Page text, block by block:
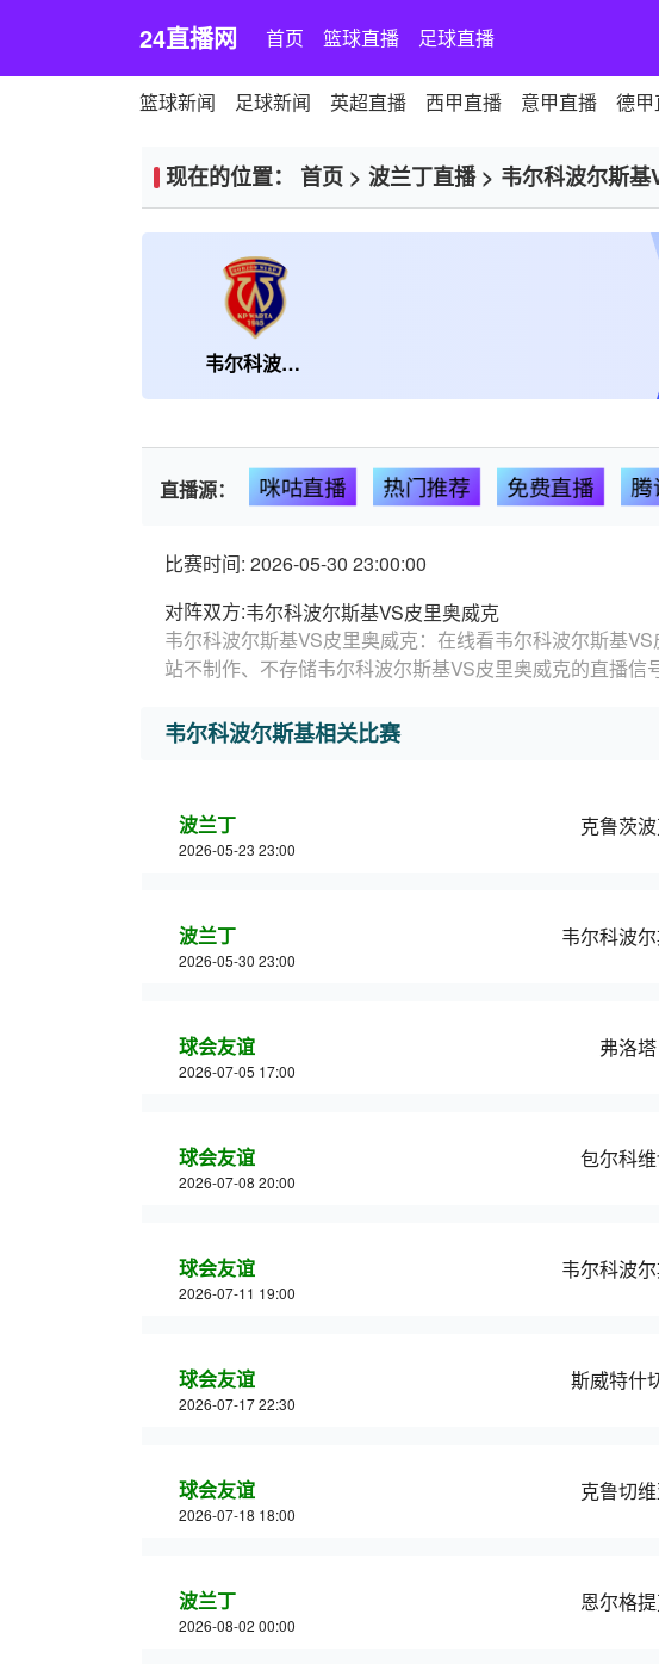
24直播网 首页 篮球直播 足球直播
篮球新闻 足球新闻 英超直播 西甲直播 意甲直播 德
现在的位置： 首页 > 波兰丁直播> 韦尔科波尔斯
韦尔科波尔斯基
直播源： 咪咕直播 热门推荐 免费直播 腾
比赛时间: 2026-05-30 23:00:00
对阵双方:韦尔科波尔斯基VS皮里奥威克
韦尔科波尔斯基VS皮里奥威克：在线看韦尔科波尔斯基
站不制作、不存储韦尔科波尔斯基VS皮里奥威克的直播信
韦尔科波尔斯基相关比赛
波兰丁
2026-05-23 23:00
克鲁茨
波兰丁
2026-05-30 23:00
韦尔科波
球会友谊
2026-07-05 17:00
弗洛塔
球会友谊
2026-07-08 20:00
包尔科
球会友谊
2026-07-11 19:00
韦尔科波
球会友谊
2026-07-17 22:30
斯威特什
球会友谊
2026-07-18 18:00
克鲁切
波兰丁
2026-08-02 00:00
恩尔格